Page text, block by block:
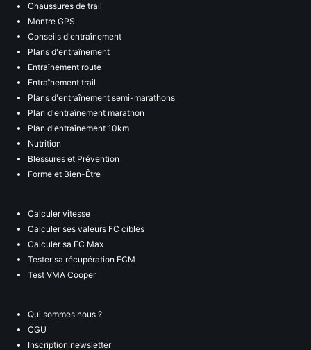
Chaussures de trail
Montre GPS
Conseils d'entraînement
Plans d'entraînement
Entraînement route
Entraînement trail
Plans d'entraînement semi-marathons
Plan d'entraînement marathon
Plan d'entraînement 10km
Nutrition
Blessures et Prévention
Forme et Bien-Être
Calculer vitesse
Calculer ses valeurs FC cibles
Calculer sa FC Max
Tester sa récupération FCM
Test VMA Cooper
Qui sommes nous ?
CGU
Inscription newsletter